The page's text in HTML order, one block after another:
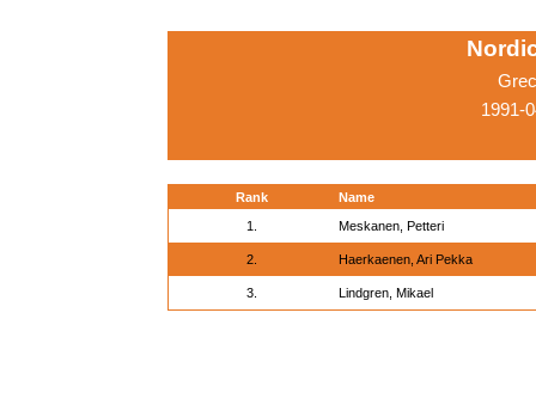
1991-
Rank
Name
1.
Meskanen, Petteri
2. Haerkaenen, Ari Pekka
3. Lindgren, Mikael